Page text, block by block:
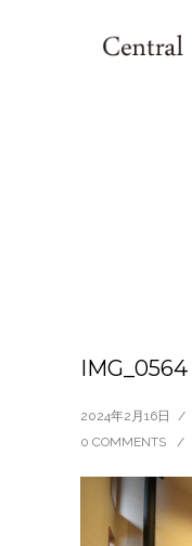
IMG_0564
2024年2月16日 /
0 COMMENTS
/